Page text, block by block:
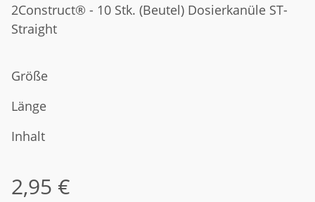
2Construct® - 10 Stk. (Beutel) Dosierkanüle ST-
Straight
Größe
Länge
Inhalt
2,95 €